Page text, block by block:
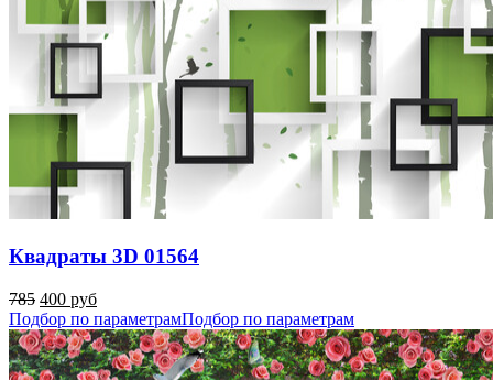
Квадраты 3D 01564
785 400 руб
Подбор по параметрамПодбор по параметрам